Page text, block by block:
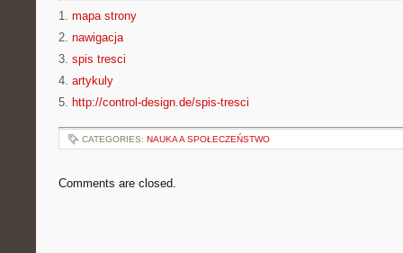
1. mapa strony
2. nawigacja
3. spis tresci
4. artykuly
5. http://control-design.de/spis-tresci
CATEGORIES: NAUKA A SPOŁECZEŃSTWO
Comments are closed.